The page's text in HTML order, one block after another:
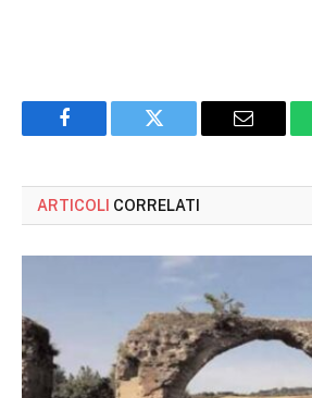
Facebook Twitter Email
ARTICOLI CORRELATI